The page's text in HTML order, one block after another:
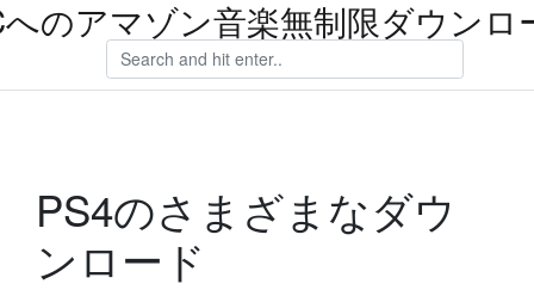
のアマゾン音楽無制限ダウンロ
PS4のさまざまなダウ
ンロード